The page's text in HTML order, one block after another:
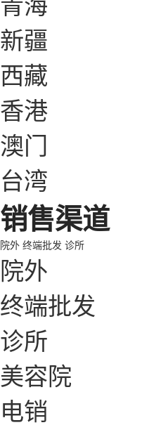
新疆
西藏
香港
澳门
台湾
销售渠道
院外 终端批发 诊所
院外
终端批发
诊所
美容院
电销